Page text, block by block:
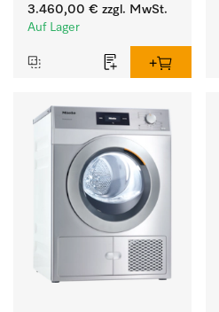
Füllgewicht 8 kg.
3.460,00 € zzgl. MwSt.
Auf Lager